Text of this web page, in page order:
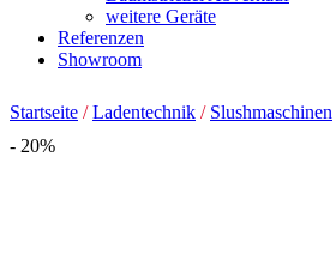
weitere Geräte
Referenzen
Showroom
Startseite /Ladentechnik / Slushmaschinen
- 20%